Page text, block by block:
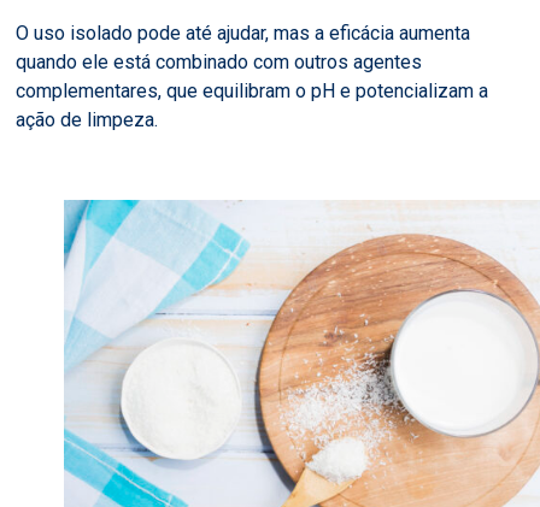
O uso isolado pode até ajudar, mas a eficácia aumenta
quando ele está combinado com outros agentes
complementares, que equilibram o pH e potencializam a
ação de limpeza.